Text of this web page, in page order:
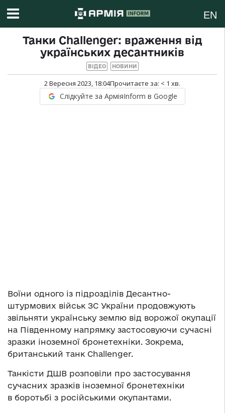
EN
Танки Challenger: враження від
українських десантників
ВІДЕО НОВИНИ
2 Вересня 2023, 18:04Прочитаєте за: < 1 хв.
Слідкуйте за АрміяInform в Google
Воїни одного із підрозділів Десантно-
штурмових військ ЗС України продовжують
звільняти українську землю від ворожої окупації
на Південному напрямку застосовуючи сучасні
зразки іноземної бронетехніки. Зокрема,
британський танк Challenger.
Танкісти ДШВ розповіли про застосування
сучасних зразків іноземної бронетехніки
в боротьбі з російськими окупантами.